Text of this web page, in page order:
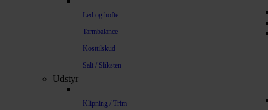
Led og hofte
Tarmbalance
Kosttilskud
Salt / Sliksten
Udstyr
Klipning / Trim